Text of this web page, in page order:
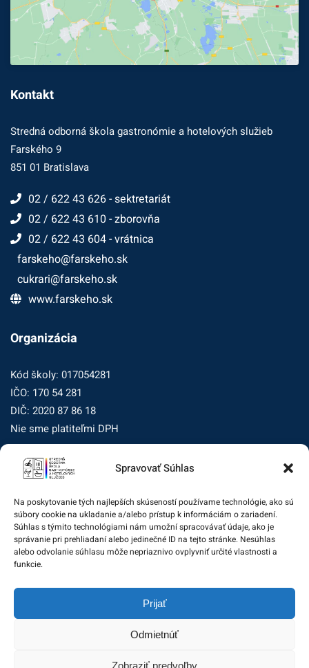
Spravovať Súhlas
Na poskytovanie tých najlepších skúseností používame technológie, ako sú
súbory cookie na ukladanie a/alebo prístup k informáciám o zariadení.
Súhlas s týmito technológiami nám umožní spracovávať údaje, ako je
správanie pri prehliadaní alebo jedinečné ID na tejto stránke. Nesúhlas
alebo odvolanie súhlasu môže nepriaznivo ovplyvniť určité vlastnosti a
funkcie.
Prijať
Odmietnúť
Zobraziť predvoľby
Kontakt
Stredná odborná škola gastronómie a hotelových služieb
Farského 9
851 01 Bratislava
02 / 622 43 626 - sektretariát
02 / 622 43 610 - zborovňa
02 / 622 43 604 - vrátnica
farskeho@farskeho.sk
cukrari@farskeho.sk
www.farskeho.sk
Organizácia
Kód školy: 017054281
IČO: 170 54 281
DIČ: 2020 87 86 18
Nie sme platiteľmi DPH
Zásady ochrany osobných údajov
Dohľad nad ochranou osobných údajov
Žiadosť dotknutej osoby na uplatnenie jej práv
Zodpovedná osoba za ochranu osobných údajov:
zo@eurotrading.sk